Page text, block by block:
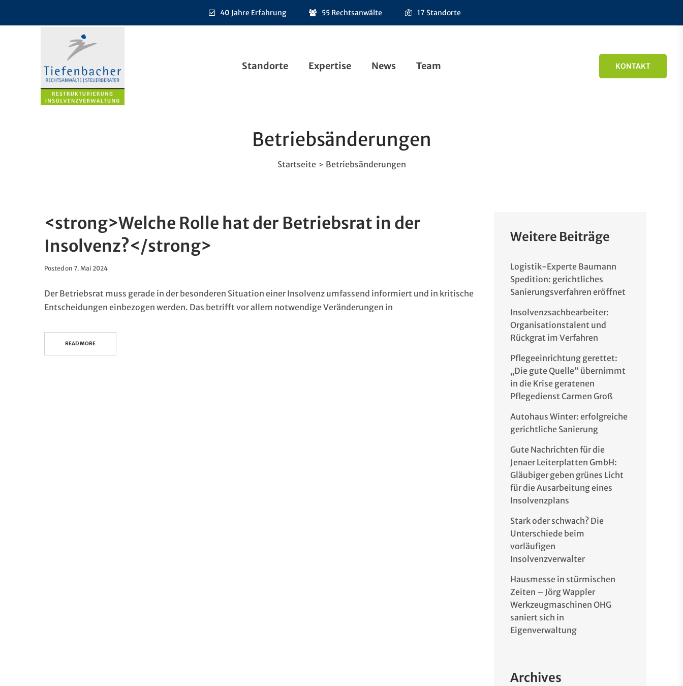
40 Jahre Erfahrung 55 Rechtsanwälte 17 Standorte
Standorte Expertise News Team KONTAKT
Betriebsänderungen
Startseite > Betriebsänderungen
<strong>Welche Rolle hat der Betriebsrat in der
Insolvenz?</strong>
Posted on 7. Mai 2024
Der Betriebsrat muss gerade in der besonderen Situation einer Insolvenz umfassend informiert und in kritische
Entscheidungen einbezogen werden. Das betrifft vor allem notwendige Veränderungen in
READ MORE
Weitere Beiträge
Logistik-Experte Baumann
Spedition: gerichtliches
Sanierungsverfahren eröffnet
Insolvenzsachbearbeiter:
Organisationstalent und
Rückgrat im Verfahren
Pflegeeinrichtung gerettet:
„Die gute Quelle“ übernimmt
in die Krise geratenen
Pflegedienst Carmen Groß
Autohaus Winter: erfolgreiche
gerichtliche Sanierung
Gute Nachrichten für die
Jenaer Leiterplatten GmbH:
Gläubiger geben grünes Licht
für die Ausarbeitung eines
Insolvenzplans
Stark oder schwach? Die
Unterschiede beim
vorläufigen
Insolvenzverwalter
Hausmesse in stürmischen
Zeiten – Jörg Wappler
Werkzeugmaschinen OHG
saniert sich in
Eigenverwaltung
Archives